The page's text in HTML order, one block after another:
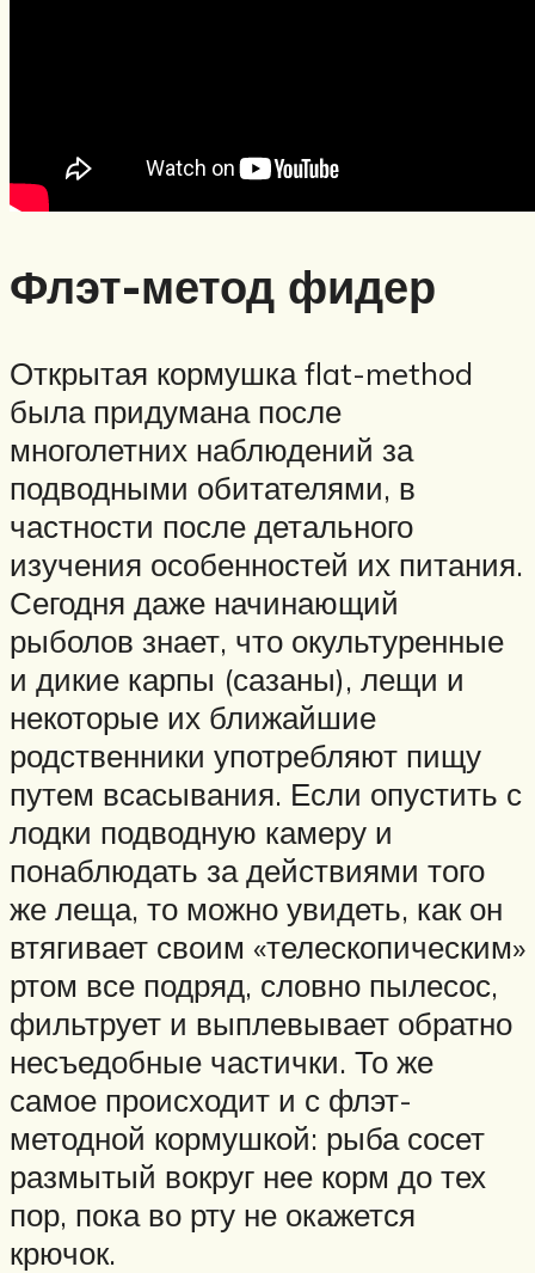
Флэт-метод фидер
Открытая кормушка flat-method
была придумана после
многолетних наблюдений за
подводными обитателями, в
частности после детального
изучения особенностей их питания.
Сегодня даже начинающий
рыболов знает, что окультуренные
и дикие карпы (сазаны), лещи и
некоторые их ближайшие
родственники употребляют пищу
путем всасывания. Если опустить с
лодки подводную камеру и
понаблюдать за действиями того
же леща, то можно увидеть, как он
втягивает своим «телескопическим»
ртом все подряд, словно пылесос,
фильтрует и выплевывает обратно
несъедобные частички. То же
самое происходит и с флэт-
методной кормушкой: рыба сосет
размытый вокруг нее корм до тех
пор, пока во рту не окажется
крючок.